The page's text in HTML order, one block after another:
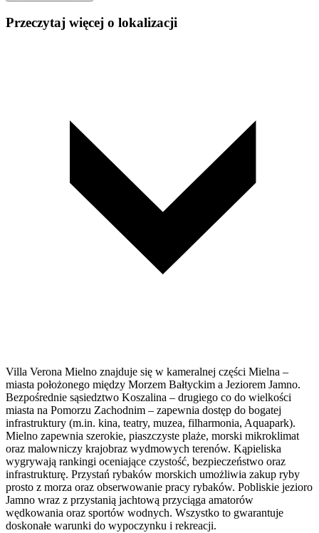
Przeczytaj więcej o lokalizacji
Villa Verona Mielno znajduje się w kameralnej części Mielna –
miasta położonego między Morzem Bałtyckim a Jeziorem Jamno.
Bezpośrednie sąsiedztwo Koszalina – drugiego co do wielkości
miasta na Pomorzu Zachodnim – zapewnia dostęp do bogatej
infrastruktury (m.in. kina, teatry, muzea, filharmonia, Aquapark).
Mielno zapewnia szerokie, piaszczyste plaże, morski mikroklimat
oraz malowniczy krajobraz wydmowych terenów. Kąpieliska
wygrywają rankingi oceniające czystość, bezpieczeństwo oraz
infrastrukturę. Przystań rybaków morskich umożliwia zakup ryby
prosto z morza oraz obserwowanie pracy rybaków. Pobliskie jezioro
Jamno wraz z przystanią jachtową przyciąga amatorów
wędkowania oraz sportów wodnych. Wszystko to gwarantuje
doskonałe warunki do wypoczynku i rekreacji.